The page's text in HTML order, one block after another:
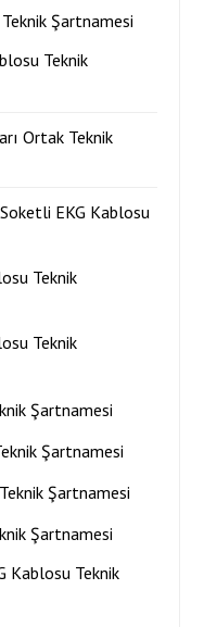
Şartnamesi
Teknik
Ortak Teknik
EKG Kablosu
Teknik
Teknik
Şartnamesi
Şartnamesi
Şartnamesi
Şartnamesi
Kablosu Teknik